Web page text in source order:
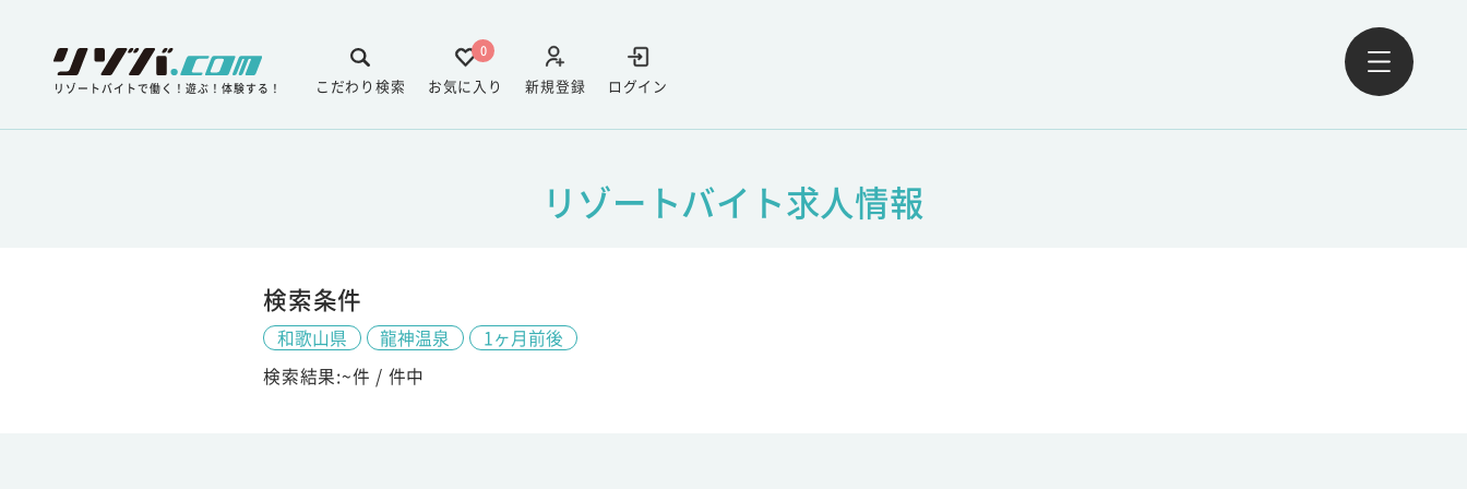
リゾートバイトで働く！遊ぶ！体験する！ ログイン
新規登録
0
お気に入り
こだわり検索
リゾートバイト求人情報
検索条件
和歌山県 龍神温泉
1ヶ月前後
検索結果:~件 / 件中